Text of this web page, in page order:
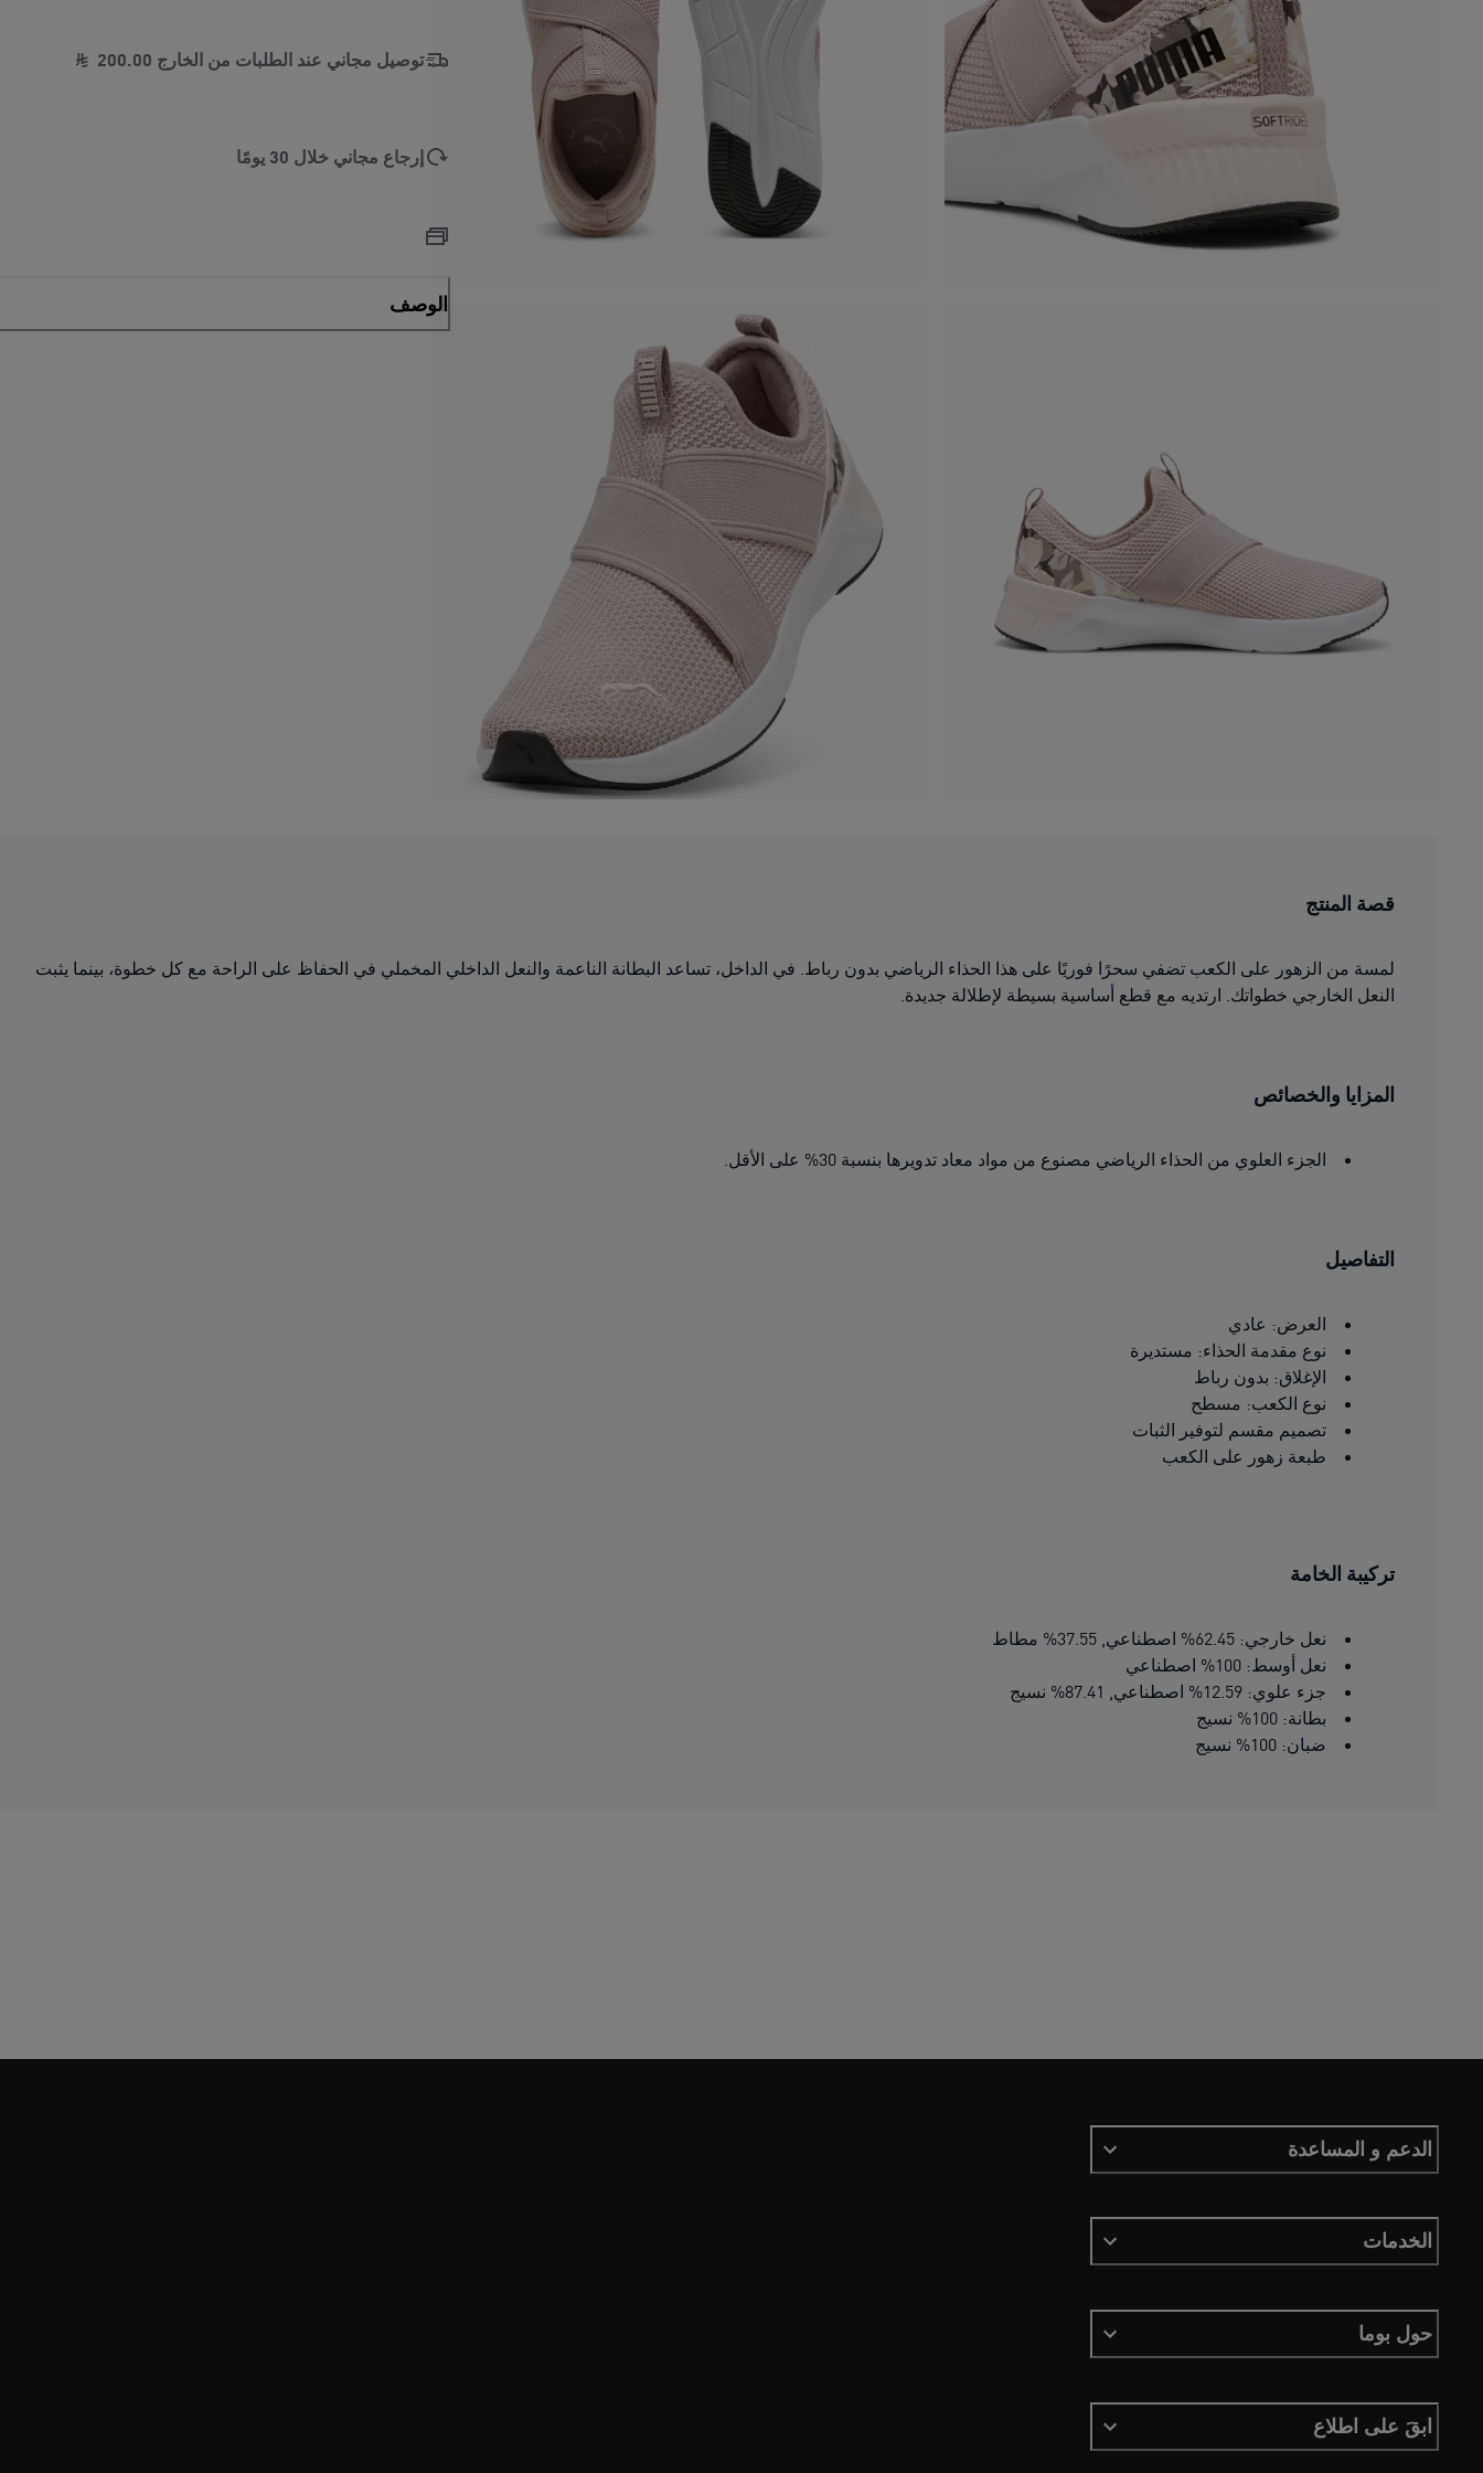
توصيل مجاني عند الطلبات من الخارج 200.00
إرجاع مجاني خلال 30 يومًا
الوصف
قصة المنتج
لمسة من الزهور على الكعب تضفي سحرًا فوريًا على هذا الحذاء الرياضي بدون رباط. في الداخل، تساعد البطانة الناعمة والنعل الداخلي المخملي في الحفاظ على الراحة مع كل خطوة، بينما يثبت
النعل الخارجي خطواتك. ارتديه مع قطع أساسية بسيطة لإطلالة جديدة.
المزايا والخصائص
الجزء العلوي من الحذاء الرياضي مصنوع من مواد معاد تدويرها بنسبة 30% على الأقل.
التفاصيل
العرض: عادي
نوع مقدمة الحذاء: مستديرة
الإغلاق: بدون رباط
نوع الكعب: مسطح
تصميم مقسم لتوفير الثبات
طبعة زهور على الكعب
تركيبة الخامة
نعل خارجي: 62.45% اصطناعي, 37.55% مطاط
نعل أوسط: 100% اصطناعي
جزء علوي: 12.59% اصطناعي, 87.41% نسيج
بطانة: 100% نسيج
ضبان: 100% نسيج
الدعم و المساعدة
الخدمات
حول بوما
ابقَ على اطلاع